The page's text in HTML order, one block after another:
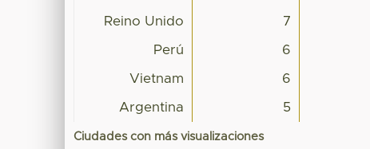
Reino Unido 7
Perú 6
Vietnam 6
Argentina 5
Ciudades con más visualizaciones